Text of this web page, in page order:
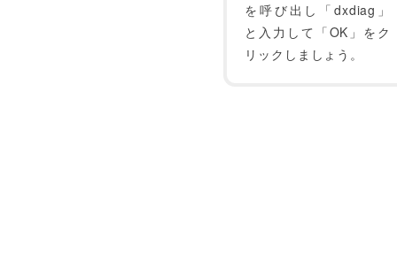
を呼び出し「dxdiag」
と入力して「OK」をク
リックしましょう。